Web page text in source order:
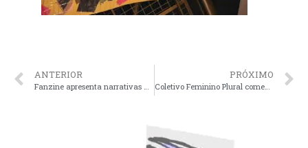
ANTERIOR
Fanzine apresenta narrativas visuais de encontro realizado em Buenos Aires
PRÓXIMO
Coletivo Feminino Plural comemora 22 Anos de Ativismo e Cultura Feminista